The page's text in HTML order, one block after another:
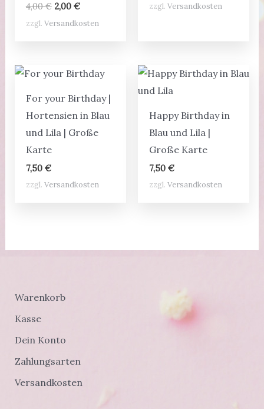
4,00€ Ursprünglicher
war:
2,00 €Aktueller
ist:
zzgl. Versandkosten
zzgl.Versandkosten
For your Birthday |
Hortensien in Blau
und Lila | Große
Karte
7,50 €
zzgl. Versandkosten
Happy Birthday in
Blau und Lila |
Große Karte
7,50€
zzgl.Versandkosten
Warenkorb
Kasse
Dein Konto
Zahlungsarten
Versandkosten